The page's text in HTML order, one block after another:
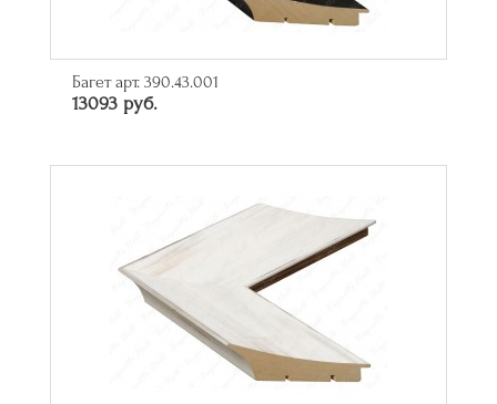
Багет арт. 390.43.001
13093 руб.